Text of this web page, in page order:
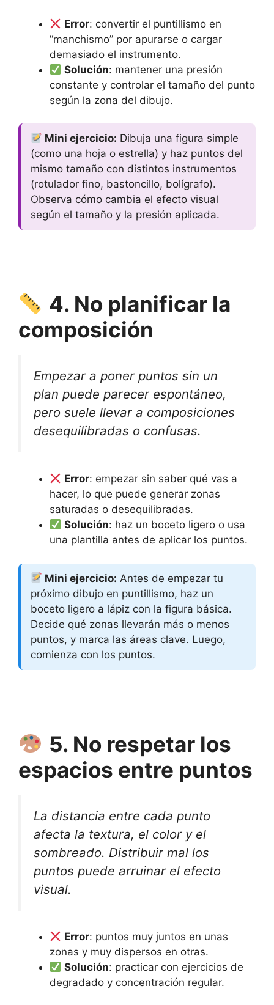
Error: convertir el puntillismo en
“manchismo” por apurarse o cargar
demasiado el instrumento.
Solución: mantener una presión
constante y controlar el tamaño del punto
según la zona del dibujo.
Mini ejercicio: Dibuja una figura simple
(como una hoja o estrella) y haz puntos del
mismo tamaño con distintos instrumentos
(rotulador fino, bastoncillo, bolígrafo).
Observa cómo cambia el efecto visual
según el tamaño y la presión aplicada.
4. No planificar la
composición
Empezar a poner puntos sin un
plan puede parecer espontáneo,
pero suele llevar a composiciones
desequilibradas o confusas.
Error: empezar sin saber qué vas a
hacer, lo que puede generar zonas
saturadas o desequilibradas.
Solución: haz un boceto ligero o usa
una plantilla antes de aplicar los puntos.
Mini ejercicio: Antes de empezar tu
próximo dibujo en puntillismo, haz un
boceto ligero a lápiz con la figura básica.
Decide qué zonas llevarán más o menos
puntos, y marca las áreas clave. Luego,
comienza con los puntos.
5. No respetar los
espacios entre puntos
La distancia entre cada punto
afecta la textura, el color y el
sombreado. Distribuir mal los
puntos puede arruinar el efecto
visual.
Error: puntos muy juntos en unas
zonas y muy dispersos en otras.
Solución: practicar con ejercicios de
degradado y concentración regular.